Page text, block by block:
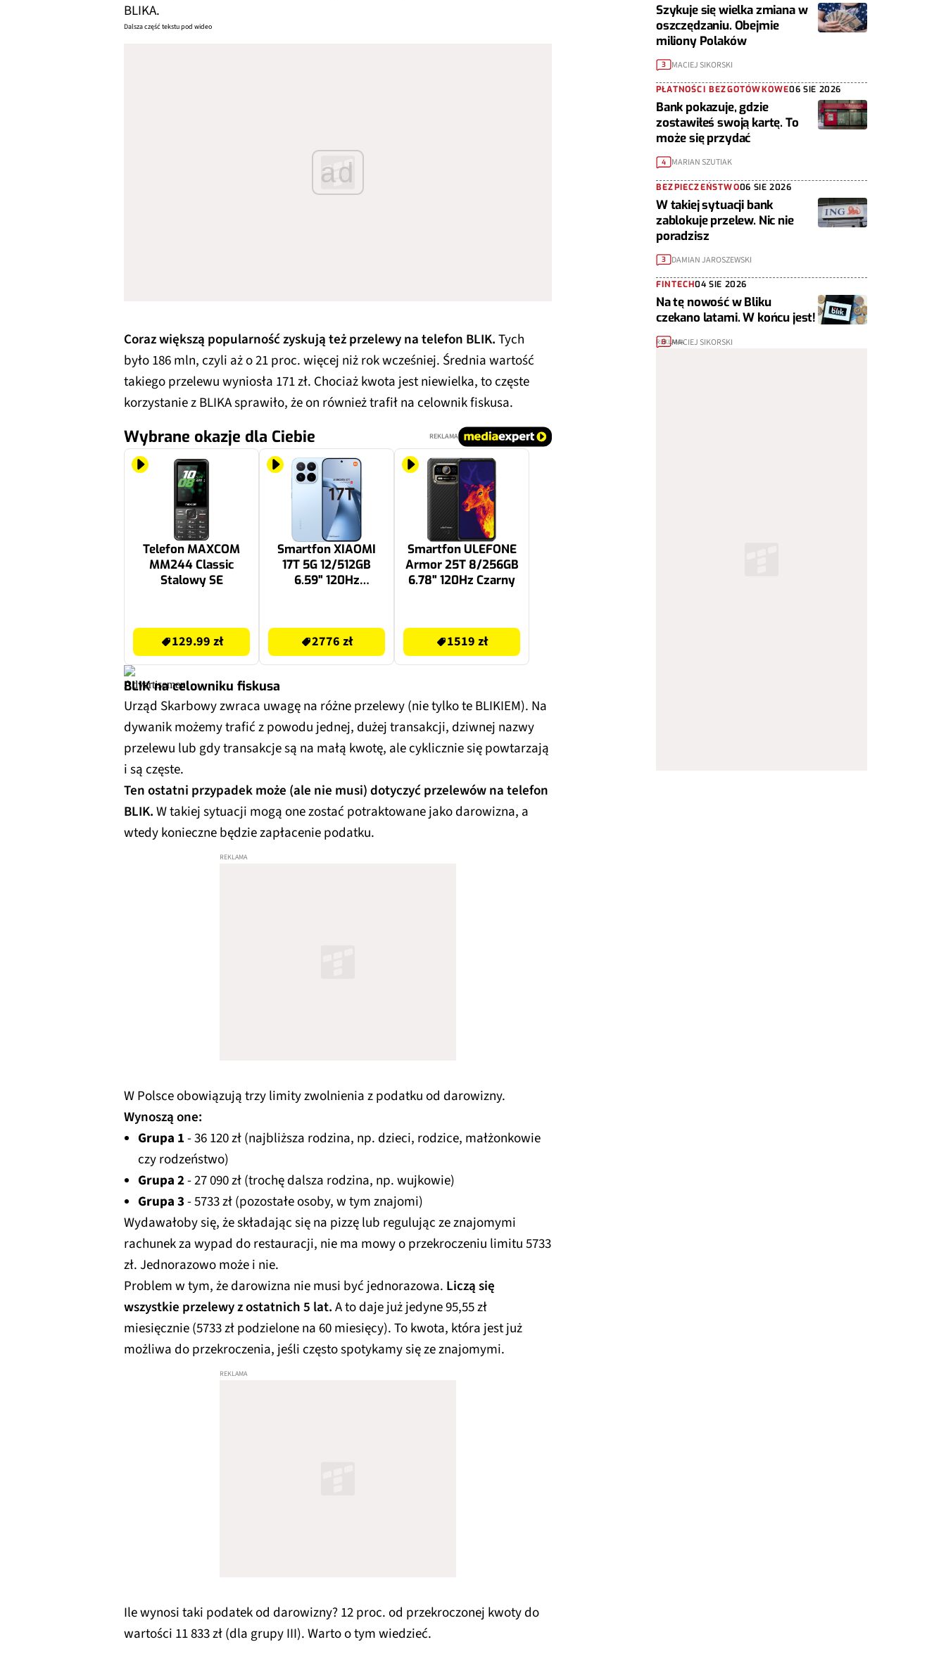
BLIKA.
Dalsza część tekstu pod wideo
ad
Coraz większą popularność zyskują też przelewy na telefon BLIK.Tych
było 186 mln, czyli aż o 21 proc. więcej niż rok wcześniej. Średnia wartość
takiego przelewu wyniosła 171 zł. Chociaż kwota jest niewielka, to częste
korzystanie z BLIKA sprawiło, że on również trafił na celownik fiskusa.
Wybrane okazje dla Ciebie REKLAMA
Telefon MAXCOM
MM244 Classic
Stalowy SE
129.99 zł
Smartfon XIAOMI
17T 5G 12/512GB
6.59" 120Hz
2776 zł
Smartfon ULEFONE
Armor 25T 8/256GB
6.78" 120Hz Czarny
1519 zł
BLIK na celowniku fiskusa
Urząd Skarbowy zwraca uwagę na różne przelewy (nie tylko te BLIKIEM). Na
dywanik możemy trafić z powodu jednej, dużej transakcji, dziwnej nazwy
przelewu lub gdy transakcje są na małą kwotę, ale cyklicznie się powtarzają
i są częste.
Ten ostatni przypadek może (ale nie musi) dotyczyć przelewów na telefon
BLIK.W takiej sytuacji mogą one zostać potraktowane jako darowizna, a
wtedy konieczne będzie zapłacenie podatku.
W Polsce obowiązują trzy limity zwolnienia z podatku od darowizny.
Wynoszą one:
Grupa 1- 36 120 zł (najbliższa rodzina, np. dzieci, rodzice, małżonkowie
czy rodzeństwo)
Grupa 2- 27 090 zł (trochę dalsza rodzina, np. wujkowie)
Grupa 3- 5733 zł (pozostałe osoby, w tym znajomi)
Wydawałoby się, że składając się na pizzę lub regulując ze znajomymi
rachunek za wypad do restauracji, nie ma mowy o przekroczeniu limitu 5733
zł. Jednorazowo może i nie.
Problem w tym, że darowizna nie musi być jednorazowa. Liczą się
wszystkie przelewy z ostatnich 5 lat.A to daje już jedyne 95,55 zł
miesięcznie (5733 zł podzielone na 60 miesięcy). To kwota, która jest już
możliwa do przekroczenia, jeśli często spotykamy się ze znajomymi.
Ile wynosi taki podatek od darowizny? 12 proc. od przekroczonej kwoty do
wartości 11 833 zł (dla grupy III). Warto o tym wiedzieć.
Szykuje się wielka zmiana w
oszczędzaniu. Obejmie
miliony Polaków
3 MACIEJ SIKORSKI
PŁATNOŚCI BEZGOTÓWKOWE06 SIE 2026
Bank pokazuje, gdzie
zostawiłeś swoją kartę. To
może się przydać
4 MARIAN SZUTIAK
BEZPIECZEŃSTWO06 SIE 2026
W takiej sytuacji bank
zablokuje przelew. Nic nie
poradzisz
3 DAMIAN JAROSZEWSKI
FINTECH04 SIE 2026
Na tę nowość w Bliku
czekano latami. W końcu jest!
8 MACIEJ SIKORSKI